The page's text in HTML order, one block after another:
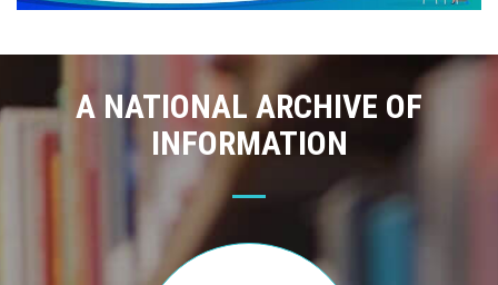
A NATIONAL ARCHIVE OF
INFORMATION